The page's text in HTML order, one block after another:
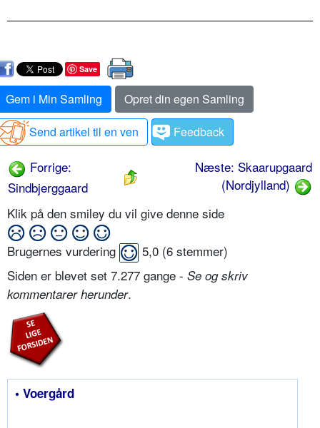
Save
Gem i Min Samling
Opret din egen Samling
Send artikel til en ven
Feedback
Forrige:
Sindbjerggaard
Næste: Skaarupgaard
(Nordjylland)
Klik på den smiley du vil give denne side
Brugernes vurdering 5,0 (6 stemmer)
Siden er blevet set 7.277 gange - Se og skriv
kommentarer herunder.
• Voergård